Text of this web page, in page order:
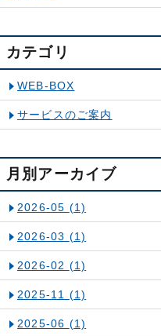
カテゴリ
WEB-BOX
サービスのご案内
月別アーカイブ
2026-05 (1)
2026-03 (1)
2026-02 (1)
2025-11 (1)
2025-06 (1)